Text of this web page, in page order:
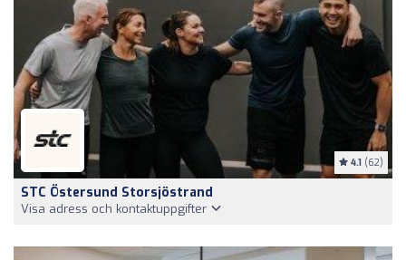
4.1 (62)
STC Östersund Storsjöstrand
Visa adress och kontaktuppgifter